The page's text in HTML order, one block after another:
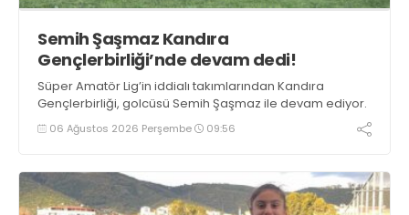
Semih Şaşmaz Kandıra
Gençlerbirliği’nde devam dedi!
Süper Amatör Lig’in iddialı takımlarından Kandıra
Gençlerbirliği, golcüsü Semih Şaşmaz ile devam ediyor.
06 Ağustos 2026 Perşembe 09:56